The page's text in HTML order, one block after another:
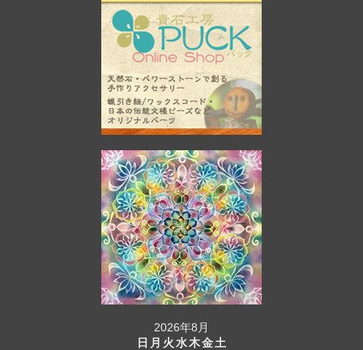
2026年8月
日 月 火水木金土